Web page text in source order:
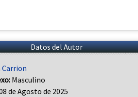
Datos del Autor
Carrion
Masculino
de Agosto de 2025